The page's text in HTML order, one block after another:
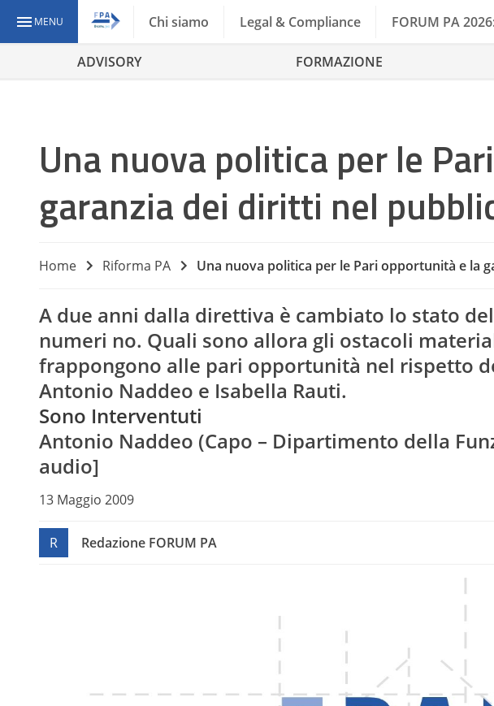
MENU Chi siamo Legal & Compliance FORUM PA
ADVISORY FORMAZIONE
Una nuova politica per le
garanzia dei diritti nel
Home Riforma PA Una nuova politica per le Pari opportunità e la
A due anni dalla direttiva è cambiato lo stato
numeri no. Quali sono allora gli ostacoli
frappongono alle pari opportunità nel rispetto
Antonio Naddeo e Isabella Rauti.
Sono Interventuti
Antonio Naddeo (Capo – Dipartimento della
audio]
13 Maggio 2009
R Redazione FORUM PA